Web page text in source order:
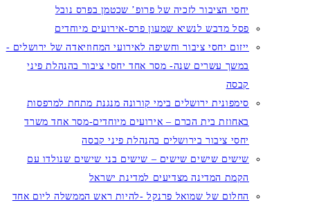
יחסי הציבור לזכיה של פרופ’ שכטמן בפרס נובל
פסל מדבש לנשיא שמעון פרס-אירועים מיוחדים
ייזום יחסי ציבור וחשיפה לאירועי המחוזיאדה של ירושלים -
במשך עשרים שנה- מסר אחד יחסי ציבור בהנהלת פיני
קבסה
סימפונית ירושלים בימי קורונה מנגנת מתחת למרפסות
באחוזת בית הכרם – אירועים מיוחדים-מסר אחד משרד
יחסי ציבור בירושלים בהנהלת פיני קבסה
שישים שישים שישים – שישים בני שישים שנולדו עם
הקמת המדינה מצדיעים למדינת ישראל
החלום של שמואל פרנקל -להיות ראש הממשלה ליום אחד